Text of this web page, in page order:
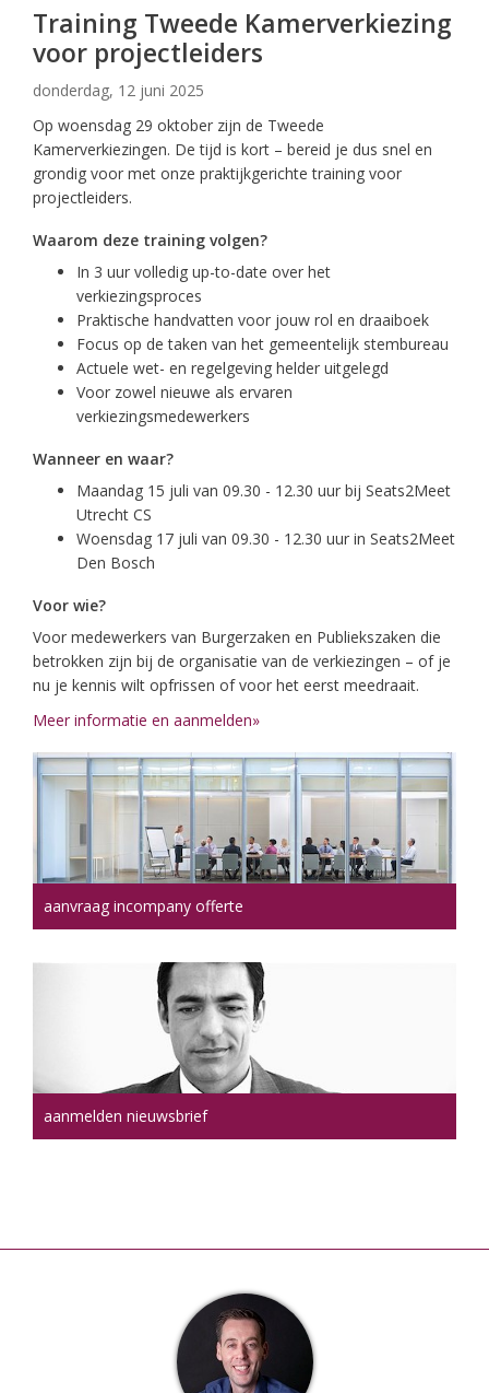
Training Tweede Kamerverkiezing
voor projectleiders
donderdag, 12 juni 2025
Op woensdag 29 oktober zijn de Tweede
Kamerverkiezingen. De tijd is kort – bereid je dus snel en
grondig voor met onze praktijkgerichte training voor
projectleiders.
Waarom deze training volgen?
In 3 uur volledig up-to-date over het
verkiezingsproces
Praktische handvatten voor jouw rol en draaiboek
Focus op de taken van het gemeentelijk stembureau
Actuele wet- en regelgeving helder uitgelegd
Voor zowel nieuwe als ervaren
verkiezingsmedewerkers
Wanneer en waar?
Maandag 15 juli van 09.30 - 12.30 uur bij Seats2Meet
Utrecht CS
Woensdag 17 juli van 09.30 - 12.30 uur in Seats2Meet
Den Bosch
Voor wie?
Voor medewerkers van Burgerzaken en Publiekszaken die
betrokken zijn bij de organisatie van de verkiezingen – of je
nu je kennis wilt opfrissen of voor het eerst meedraait.
Meer informatie en aanmelden»
aanvraag incompany offerte
aanmelden nieuwsbrief